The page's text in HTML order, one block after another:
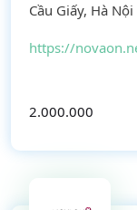
Cầu Giấy, Hà Nội
https://
2.000.000